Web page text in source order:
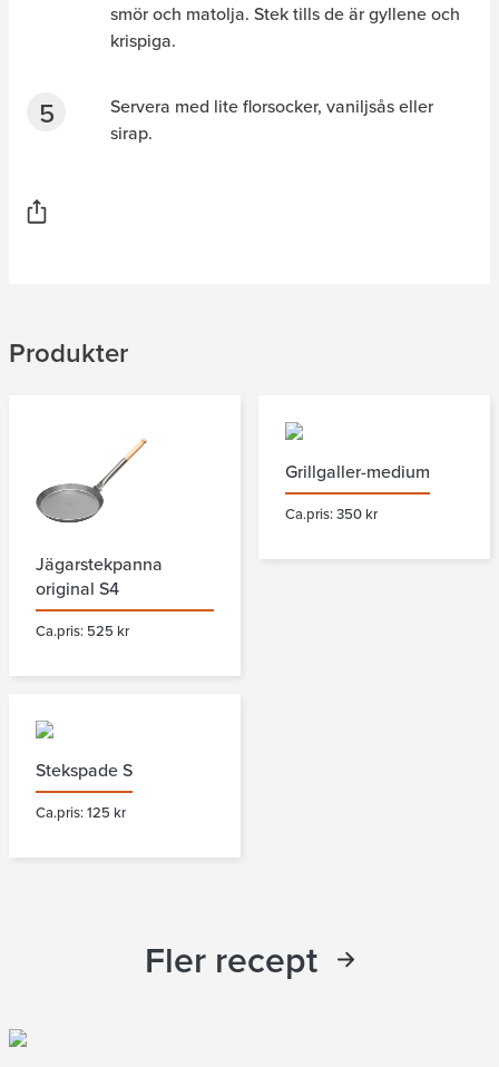
smör och matolja. Stek tills de är gyllene och
krispiga.
Servera med lite florsocker, vaniljsås eller
sirap.
Produkter
Jägarstekpanna
original S4
Ca.pris: 525 kr
Grillgaller-medium
Ca.pris: 350 kr
Stekspade S
Ca.pris: 125 kr
Fler recept